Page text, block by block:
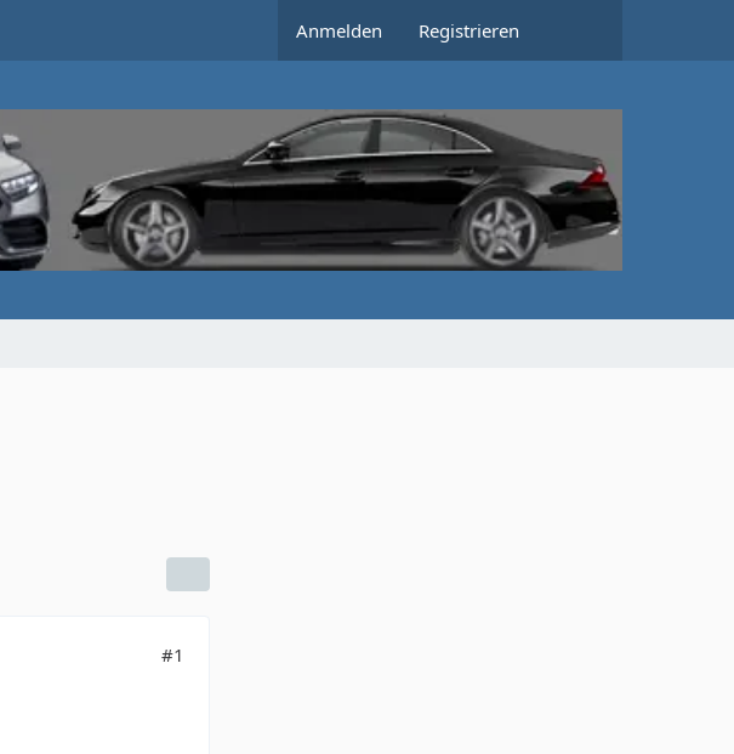
Anmelden Registrieren
#1